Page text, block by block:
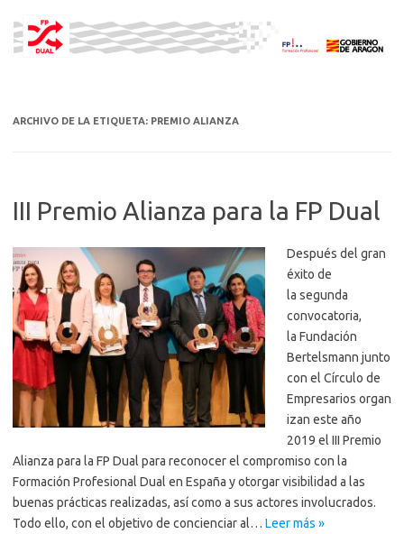
contenido
ARCHIVO DE LA ETIQUETA: PREMIO ALIANZA
III Premio Alianza para la FP Dual
Después del gran
éxito de
la segunda
convocatoria,
la Fundación
Bertelsmann junto
con el Círculo de
Empresarios organ
izan este año
2019 el III Premio
Alianza para la FP Dual para reconocer el compromiso con la
Formación Profesional Dual en España y otorgar visibilidad a las
buenas prácticas realizadas, así como a sus actores involucrados.
Todo ello, con el objetivo de concienciar al… Leer más »